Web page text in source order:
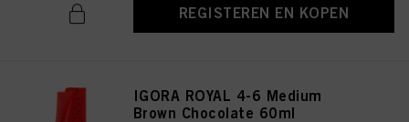
REGISTEREN EN KOPEN
IGORA ROYAL 4-6 Medium
Brown Chocolate 60ml